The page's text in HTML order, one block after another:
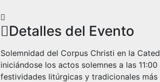
Detalles del Evento
Solemnidad del Corpus Christi en la
iniciándose los actos solemnes a las
festividades litúrgicas y tradicionales